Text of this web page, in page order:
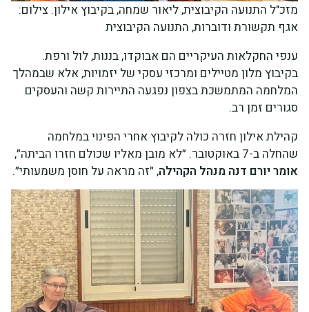
מזכ"ל התנועה הקיבוצית, ליאור שמחה, בקיבוץ אילון. צילום:
אגף תקשורת ודוברות, התנועה הקיבוצית
ענפי החקלאות העיקריים הם אבוקדו, בננות, לול ורפת.
בקיבוץ מלון מטיילים ומרכזי עסקי של יזמויות, אלא שבמהלך
המלחמה המתמשכת בצפון נפגעה התיירות קשה והעסקים
סגורים זמן רב.
קהילת אילון חזרה כולה לקיבוץ אחרי הפינוי במלחמה
שהחלה ב-7 באוקטובר. ״לא מובן מאליו שכולם חזרו הביתה״,
אומר יורם דנה מנהל הקהילה, ״זה מראה על חוסן משמעותי״.